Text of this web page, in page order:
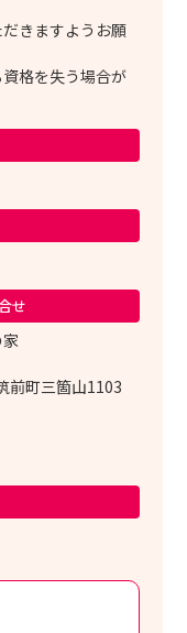
きますようお願
格を失う場合が
せ
前町三箇山1103